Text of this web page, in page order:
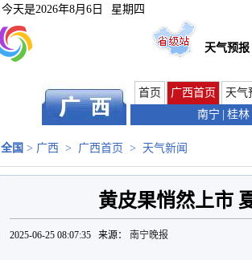
今天是2026年8月6日 星期四
天气预报
首页 广西首页 天气
南宁
桂林
全国 > 广西 > 广西首页 > 天气新闻
黄皮果悄然上市
2025-06-25 08:07:35 来源： 南宁晚报